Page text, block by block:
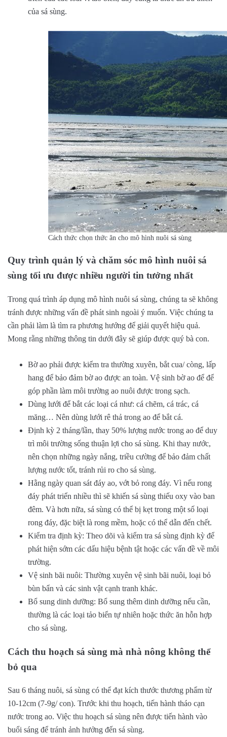
của sá sùng.
Cách thức chọn thức ăn cho mô hình nuôi sá sùng
Quy trình quản lý và chăm sóc mô hình nuôi sá
sùng tối ưu được nhiều người tin tưởng nhất
Trong quá trình áp dụng mô hình nuôi sá sùng, chúng ta sẽ không
tránh được những vấn đề phát sinh ngoài ý muốn. Việc chúng ta
cần phải làm là tìm ra phương hướng để giải quyết hiệu quả.
Mong rằng những thông tin dưới đây sẽ giúp được quý bà con.
Bờ ao phải được kiểm tra thường xuyên, bắt cua/ còng, lấp
hang để bảo đảm bờ ao được an toàn. Vệ sinh bờ ao để để
góp phần làm môi trường ao nuôi được trong sạch.
Dùng lưới để bắt các loại cá như: cá chẽm, cá trác, cá
măng… Nên dùng lưới rê thả trong ao để bắt cá.
Định kỳ 2 tháng/lần, thay 50% lượng nước trong ao để duy
trì môi trường sống thuận lợi cho sá sùng. Khi thay nước,
nên chọn những ngày nắng, triều cường để bảo đảm chất
lượng nước tốt, tránh rủi ro cho sá sùng.
Hằng ngày quan sát đáy ao, vớt bỏ rong đáy. Vì nếu rong
đáy phát triển nhiều thì sẽ khiến sá sùng thiếu oxy vào ban
đêm. Và hơn nữa, sá sùng có thể bị kẹt trong một số loại
rong đáy, đặc biệt là rong mềm, hoặc có thể dẫn đến chết.
Kiểm tra định kỳ: Theo dõi và kiểm tra sá sùng định kỳ để
phát hiện sớm các dấu hiệu bệnh tật hoặc các vấn đề về môi
trường.
Vệ sinh bãi nuôi: Thường xuyên vệ sinh bãi nuôi, loại bỏ
bùn bẩn và các sinh vật cạnh tranh khác.
Bổ sung dinh dưỡng: Bổ sung thêm dinh dưỡng nếu cần,
thường là các loại tảo biển tự nhiên hoặc thức ăn hỗn hợp
cho sá sùng.
Cách thu hoạch sá sùng mà nhà nông không thể
bỏ qua
Sau 6 tháng nuôi, sá sùng có thể đạt kích thước thương phẩm từ
10-12cm (7-9g/ con). Trước khi thu hoạch, tiến hành tháo cạn
nước trong ao. Việc thu hoạch sá sùng nên được tiến hành vào
buổi sáng để tránh ảnh hưởng đến sá sùng.